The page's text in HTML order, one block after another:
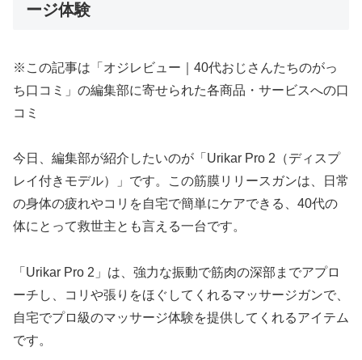
ージ体験
※この記事は「オジレビュー｜40代おじさんたちのがっ
ち口コミ」の編集部に寄せられた各商品・サービスへの口
コミ
今日、編集部が紹介したいのが「Urikar Pro 2（ディスプ
レイ付きモデル）」です。この筋膜リリースガンは、日常
の身体の疲れやコリを自宅で簡単にケアできる、40代の
体にとって救世主とも言える一台です。
「Urikar Pro 2」は、強力な振動で筋肉の深部までアプロ
ーチし、コリや張りをほぐしてくれるマッサージガンで、
自宅でプロ級のマッサージ体験を提供してくれるアイテム
です。